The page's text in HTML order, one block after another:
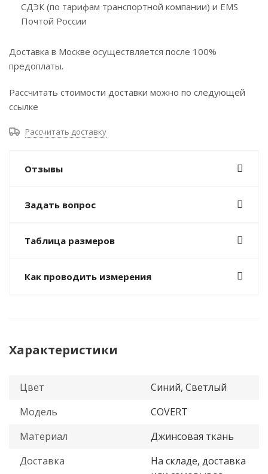
СДЭК (по тарифам транспортной компании) и EMS
Почтой России
Доставка в Москве осуществляется после 100%
предоплаты.
Рассчитать стоимости доставки можно по следующей
ссылке
Рассчитать доставку
Отзывы
Задать вопрос
Таблица размеров
Как проводить измерения
Характеристики
Цвет
Синий, Светлый
Модель
COVERT
Материал
Джинсовая ткань
Доставка
На складе, доставка